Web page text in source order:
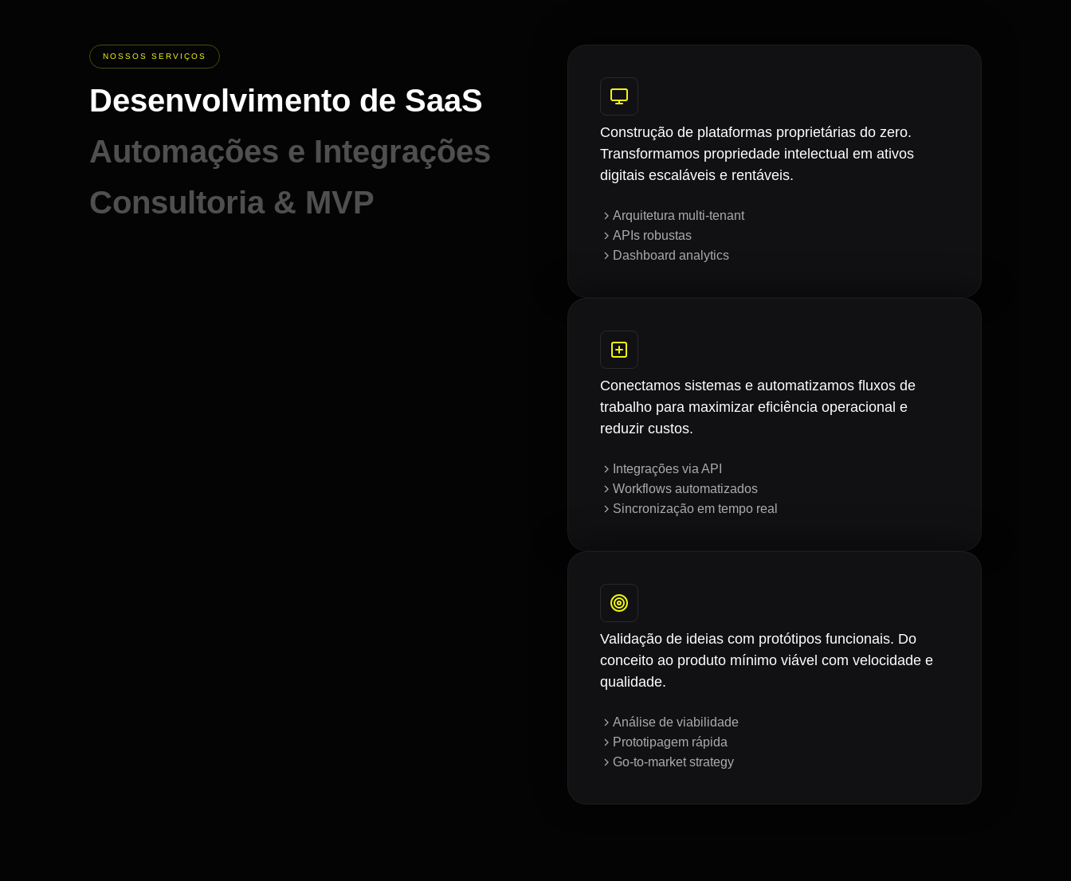
NOSSOS SERVIÇOS
Desenvolvimento de SaaS
Automações e Integrações
Consultoria & MVP
Construção de plataformas proprietárias do zero.
Transformamos propriedade intelectual em ativos
digitais escaláveis e rentáveis.
Arquitetura multi-tenant
APIs robustas
Dashboard analytics
Conectamos sistemas e automatizamos fluxos de
trabalho para maximizar eficiência operacional e
reduzir custos.
Integrações via API
Workflows automatizados
Sincronização em tempo real
Validação de ideias com protótipos funcionais. Do
conceito ao produto mínimo viável com velocidade e
qualidade.
Análise de viabilidade
Prototipagem rápida
Go-to-market strategy